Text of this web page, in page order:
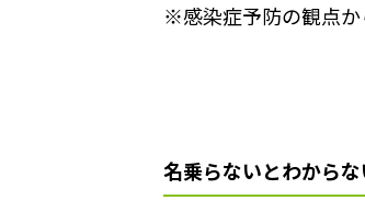
※感染症予防の観点か
名乗らないとわから